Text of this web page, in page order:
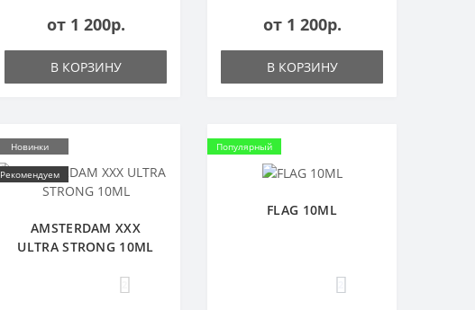
от 1 200р.
В КОРЗИНУ
от 1 200р.
В КОРЗИНУ
Новинки
Рекомендуем
AMSTERDAM XXX
ULTRA STRONG 10ML
Популярный
FLAG 10ML